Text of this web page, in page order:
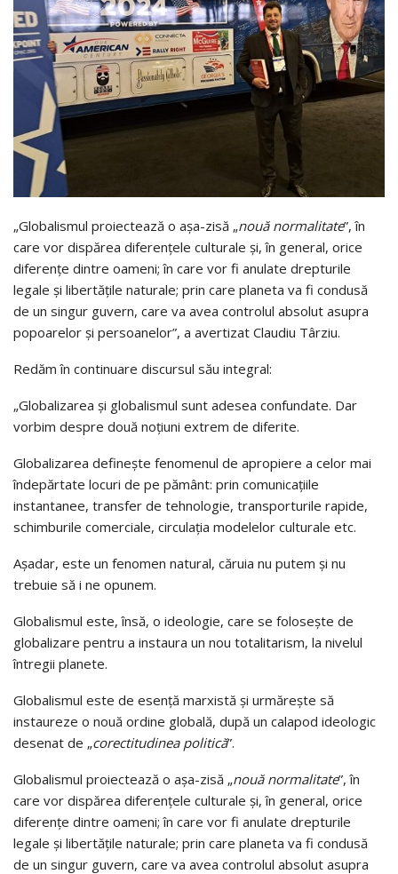
„Globalismul proiectează o așa-zisă „nouă normalitate”, în
care vor dispărea diferențele culturale și, în general, orice
diferențe dintre oameni; în care vor fi anulate drepturile
legale și libertățile naturale; prin care planeta va fi condusă
de un singur guvern, care va avea controlul absolut asupra
popoarelor și persoanelor”, a avertizat Claudiu Târziu.
Redăm în continuare discursul său integral:
„Globalizarea și globalismul sunt adesea confundate. Dar
vorbim despre două noțiuni extrem de diferite.
Globalizarea definește fenomenul de apropiere a celor mai
îndepărtate locuri de pe pământ: prin comunicațiile
instantanee, transfer de tehnologie, transporturile rapide,
schimburile comerciale, circulația modelelor culturale etc.
Așadar, este un fenomen natural, căruia nu putem și nu
trebuie să i ne opunem.
Globalismul este, însă, o ideologie, care se folosește de
globalizare pentru a instaura un nou totalitarism, la nivelul
întregii planete.
Globalismul este de esență marxistă și urmărește să
instaureze o nouă ordine globală, după un calapod ideologic
desenat de „corectitudinea politică”.
Globalismul proiectează o așa-zisă „nouă normalitate”, în
care vor dispărea diferențele culturale și, în general, orice
diferențe dintre oameni; în care vor fi anulate drepturile
legale și libertățile naturale; prin care planeta va fi condusă
de un singur guvern, care va avea controlul absolut asupra